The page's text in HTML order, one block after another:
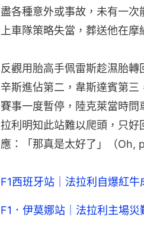
盡各種意外或事故，未有一
上車隊策略失當，葬送他在摩
反觀用胎高手佩雷斯趁濕胎
辛斯進佔第二，韋斯達賓第三
賽事一度暫停，陸克萊當時
拉利明知此站難以爬頭，只
應：「那真是太好了」（Oh,
F1西班牙站｜法拉利自爆紅
F1．伊莫娜站｜法拉利主場